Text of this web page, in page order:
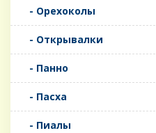
- Орехоколы
- Открывалки
- Панно
- Пасха
- Пиалы